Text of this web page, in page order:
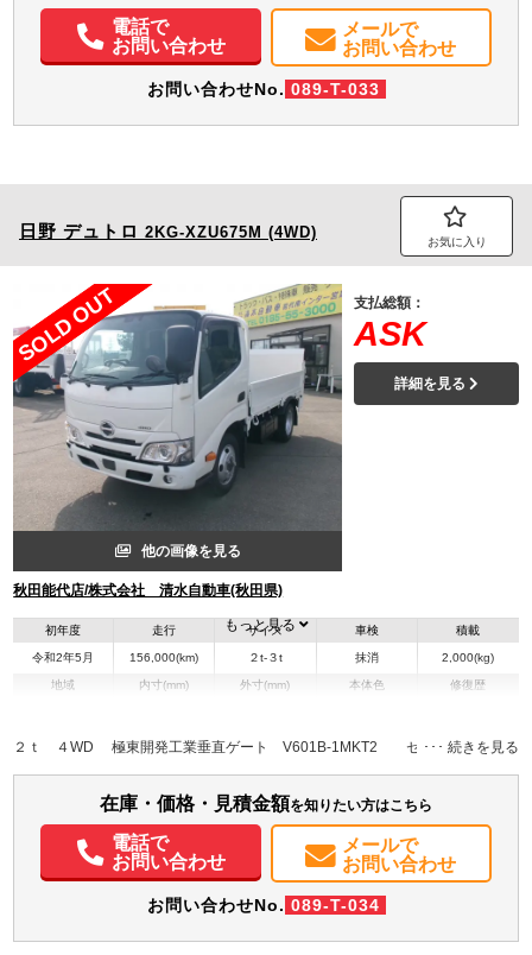
エアコン パワステ パワーウィンドウ ETC
電話で
お問い合わせ
メールで
お問い合わせ
お問い合わせNo. 089-T-033
日野 デュトロ 2KG-XZU675M (4WD)
お気に入り
SOLD OUT
他の画像を見る
秋田能代店/株式会社 清水自動車(秋田県)
支払総額：
ASK
詳細を見る
初年度
令和2年5月
走行
156,000(km)
サイズ
２t-３t
車検
抹消
積載
2,000(kg)
地域 内寸(mm)
H:380
外寸(mm)
H:1,980
本体色 修復歴
もっと見る
２ｔ ４WD 極東開発工業垂直ゲート V601B-1MKT2 セイコーラック
在庫・価格・見積金額を知りたい方はこちら
電話で
お問い合わせ
メールで
お問い合わせ
お問い合わせNo. 089-T-034